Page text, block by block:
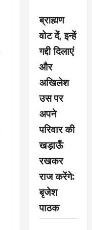
ब्राह्मण
वोट दें, इन्हें
गद्दी दिलाएं
और
अखिलेश
उस पर
अपने
परिवार की
खड़ाऊँ
रखकर
राज करेंगे:
बृजेश
पाठक